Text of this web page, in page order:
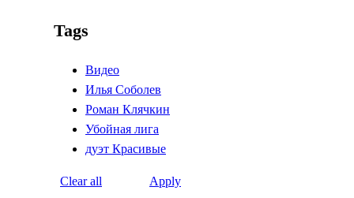
Tags
Видео
Илья Соболев
Роман Клячкин
Убойная лига
дуэт Красивые
Clear all Apply